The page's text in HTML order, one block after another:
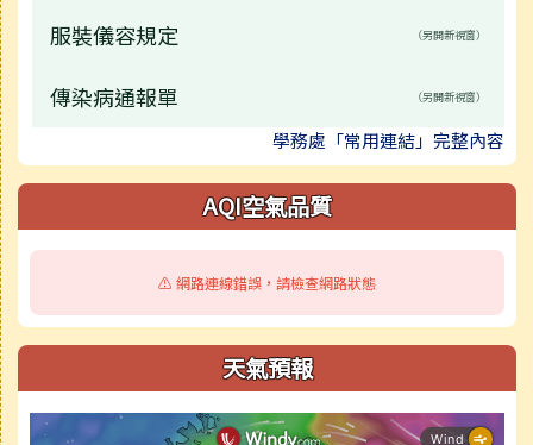
服裝儀容規定 （另開新視窗）
傳染病通報單 （另開新視窗）
學務處「常用連結」完整內容
AQI空氣品質
⚠️ 網路連線錯誤，請檢查網路狀態
天氣預報